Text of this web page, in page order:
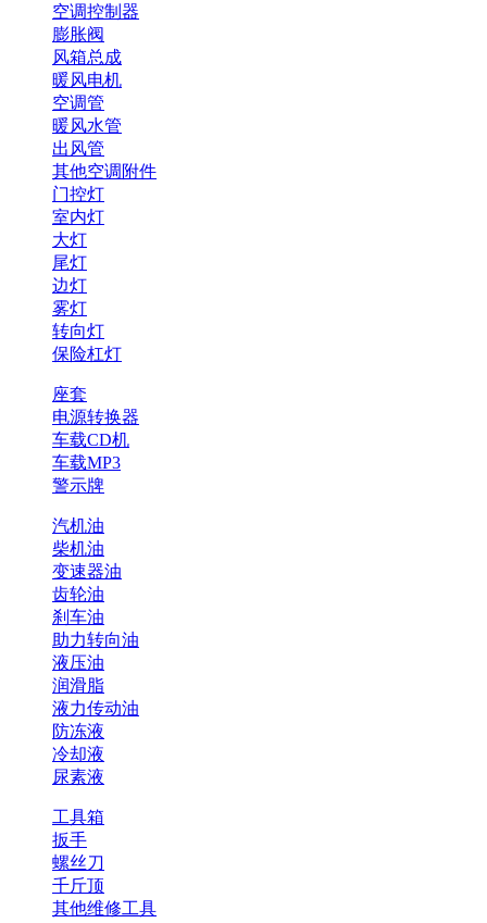
空调控制器
膨胀阀
风箱总成
暖风电机
空调管
暖风水管
出风管
其他空调附件
门控灯
室内灯
大灯
尾灯
边灯
雾灯
转向灯
保险杠灯
座套
电源转换器
车载CD机
车载MP3
警示牌
汽机油
柴机油
变速器油
齿轮油
刹车油
助力转向油
液压油
润滑脂
液力传动油
防冻液
冷却液
尿素液
工具箱
扳手
螺丝刀
千斤顶
其他维修工具